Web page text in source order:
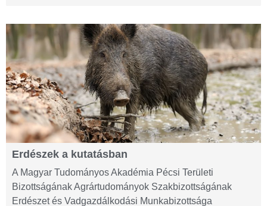
Erdészek a kutatásban
A Magyar Tudományos Akadémia Pécsi Területi
Bizottságának Agrártudományok Szakbizottságának
Erdészet és Vadgazdálkodási Munkabizottsága